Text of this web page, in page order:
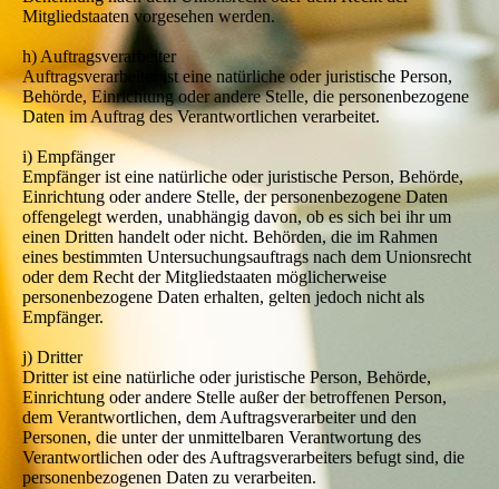
Mitgliedstaaten vorgesehen werden.
h) Auftragsverarbeiter
Auftragsverarbeiter ist eine natürliche oder juristische Person,
Behörde, Einrichtung oder andere Stelle, die personenbezogene
Daten im Auftrag des Verantwortlichen verarbeitet.
i) Empfänger
Empfänger ist eine natürliche oder juristische Person, Behörde,
Einrichtung oder andere Stelle, der personenbezogene Daten
offengelegt werden, unabhängig davon, ob es sich bei ihr um
einen Dritten handelt oder nicht. Behörden, die im Rahmen
eines bestimmten Untersuchungsauftrags nach dem Unionsrecht
oder dem Recht der Mitgliedstaaten möglicherweise
personenbezogene Daten erhalten, gelten jedoch nicht als
Empfänger.
j) Dritter
Dritter ist eine natürliche oder juristische Person, Behörde,
Einrichtung oder andere Stelle außer der betroffenen Person,
dem Verantwortlichen, dem Auftragsverarbeiter und den
Personen, die unter der unmittelbaren Verantwortung des
Verantwortlichen oder des Auftragsverarbeiters befugt sind, die
personenbezogenen Daten zu verarbeiten.